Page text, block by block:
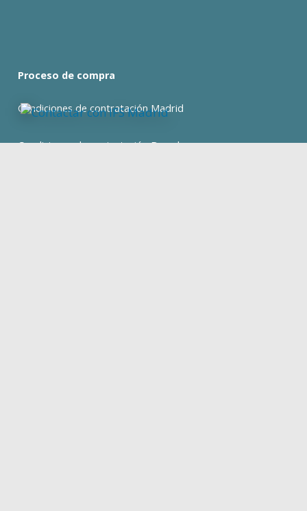
Proceso de compra
Condiciones de contratación Madrid
Condiciones de contratación Barcelona